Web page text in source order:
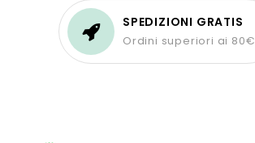
SPEDIZIONI GRATIS
Ordini superiori ai 80€